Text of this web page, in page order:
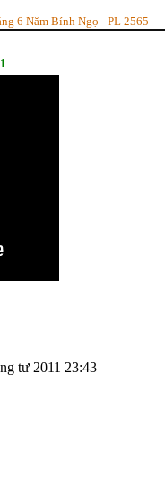
6 Năm Bính Ngọ - PL 2565
tư 2011 23:43